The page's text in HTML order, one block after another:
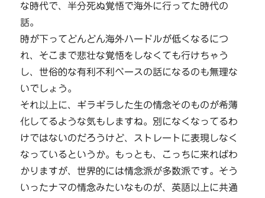
な時代で、半分死ぬ覚悟で海外に行ってた時代の
話。
時が下ってどんどん海外ハードルが低くなるにつ
れ、そこまで悲壮な覚悟をしなくても行けちゃう
し、世俗的な有利不利ベースの話になるのも無理な
いでしょう。
それ以上に、ギラギラした生の情念そのものが希薄
化してるような気もしますね。別になくなってるわ
けではないのだろうけど、ストレートに表現しなく
なっているというか。もっとも、こっちに来ればわ
かりますが、世界的には情念派が多数派です。そう
いったナマの情念みたいなものが、英語以上に共通